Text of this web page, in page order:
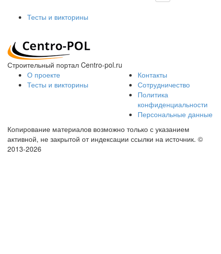
Тесты и викторины
Строительный портал Centro-pol.ru
О проекте
Тесты и викторины
Контакты
Сотрудничество
Политика
конфиденциальности
Персональные данные
Копирование материалов возможно только с указанием
активной, не закрытой от индексации ссылки на источник. ©
2013-2026